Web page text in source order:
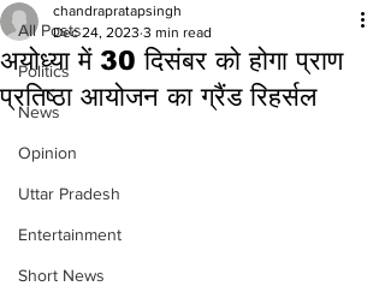
All Posts
Politics
News
Opinion
Uttar Pradesh
Entertainment
Short News
अयोध्या में 30 दिसंबर को होगा प्राण
प्रतिष्ठा आयोजन का ग्रैंड रिहर्सल
chandrapratapsingh
Dec 24, 2023 3 min read